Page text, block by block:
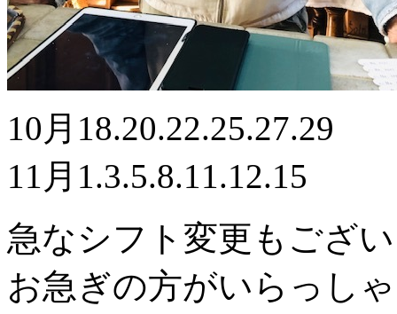
10月18.20.22.25.27.29
11月1.3.5.8.11.12.15
急なシフト変更もござ
お急ぎの方がいらっし